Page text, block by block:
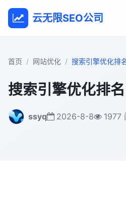
云无限SEO公司
首页 网站优化 搜索引擎优化排
搜索引擎优化排名
ssyq 2026-8-8 1977